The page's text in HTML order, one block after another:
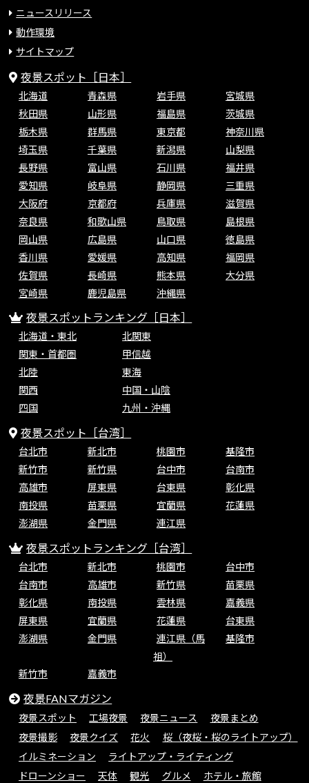
ニュースリリース
動作環境
サイトマップ
夜景スポット［日本］
北海道 青森県 岩手県
宮城県
秋田県
山形県 福島県
茨城県
栃木県
群馬県 東京都
神奈川県
埼玉県
千葉県 新潟県
山梨県
長野県
富山県 石川県
福井県
愛知県
岐阜県 静岡県
三重県
大阪府
京都府 兵庫県
滋賀県
奈良県
和歌山県 鳥取県
島根県
岡山県
広島県 山口県
徳島県
香川県
愛媛県 高知県
福岡県
佐賀県
長崎県 熊本県
大分県
宮崎県
鹿児島県 沖縄県
夜景スポットランキング［日本］
北海道・東北
北関東
関東・首都圏
甲信越
北陸
東海
関西
中国・山陰
四国
九州・沖縄
夜景スポット［台湾］
台北市 新北市 桃園市
基隆市
新竹市
新竹県 台中市
台南市
高雄市
屏東県 台東県
彰化県
南投県
苗栗県 宜蘭県
花蓮県
澎湖県
金門県 連江県
夜景スポットランキング［台湾］
台北市 新北市 桃園市
台中市
台南市
高雄市 新竹県
苗栗県
彰化県
南投県 雲林県
嘉義県
屏東県
宜蘭県 花蓮県
台東県
澎湖県
金門県
連江県（馬
祖）
基隆市
新竹市 嘉義市
夜景FANマガジン
夜景スポット 工場夜景 夜景ニュース
夜景まとめ
夜景撮影
夜景クイズ 花火
桜（夜桜・桜のライトアップ）
イルミネーション
ライトアップ・ライティング
ドローンショー
天体 観光 グルメ ホテル・旅館